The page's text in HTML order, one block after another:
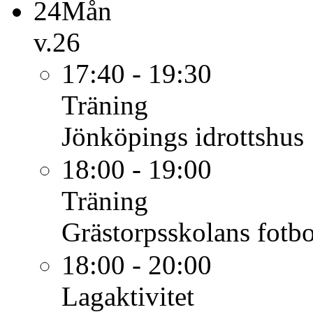
24Mån
v.26
17:40 - 19:30
Träning
Jönköpings idrottshus
18:00 - 19:00
Träning
Grästorpsskolans
18:00 - 20:00
Lagaktivitet